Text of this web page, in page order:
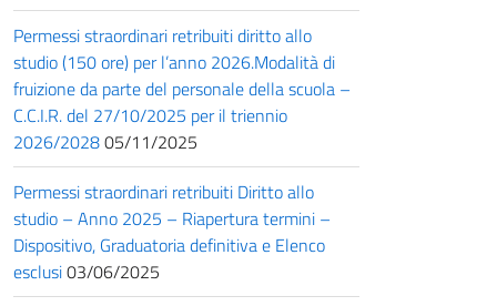
Permessi straordinari retribuiti diritto allo
studio (150 ore) per l’anno 2026.Modalità di
fruizione da parte del personale della scuola –
C.C.I.R. del 27/10/2025 per il triennio
2026/202805/11/2025
Permessi straordinari retribuiti Diritto allo
studio – Anno 2025 – Riapertura termini –
Dispositivo, Graduatoria definitiva e Elenco
esclusi03/06/2025